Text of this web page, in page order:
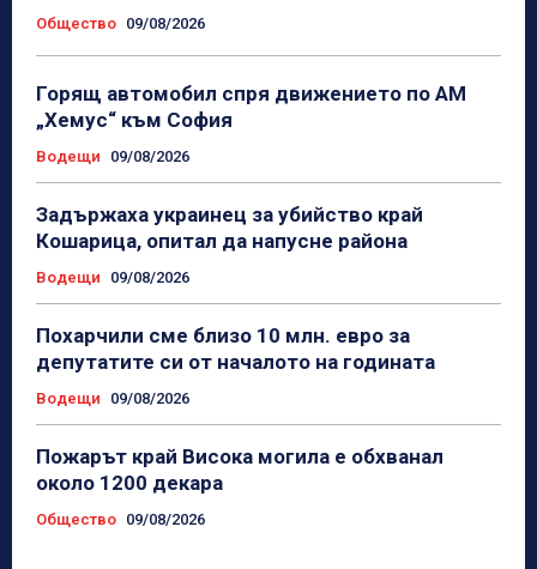
Общество 09/08/2026
Горящ автомобил спря движението по АМ
„Хемус“ към София
Водещи 09/08/2026
Задържаха украинец за убийство край
Кошарица, опитал да напусне района
Водещи 09/08/2026
Похарчили сме близо 10 млн. евро за
депутатите си от началото на годината
Водещи 09/08/2026
Пожарът край Висока могила е обхванал
около 1200 декара
Общество 09/08/2026